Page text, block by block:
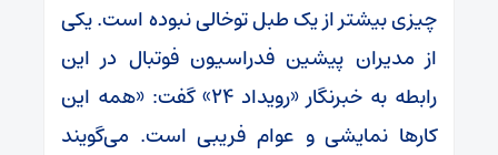
چیزی بیشتر از یک طبل توخالی نبوده است. یکی
از مدیران پیشین فدراسیون فوتبال در این
رابطه به خبرنگار «رویداد ۲۴» گفت: «همه این
کار‌ها نمایشی و عوام فریبی است. می‌گویند